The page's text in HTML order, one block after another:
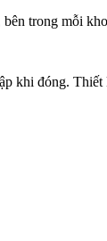
bên trong mỗi
khi đóng. Thiết